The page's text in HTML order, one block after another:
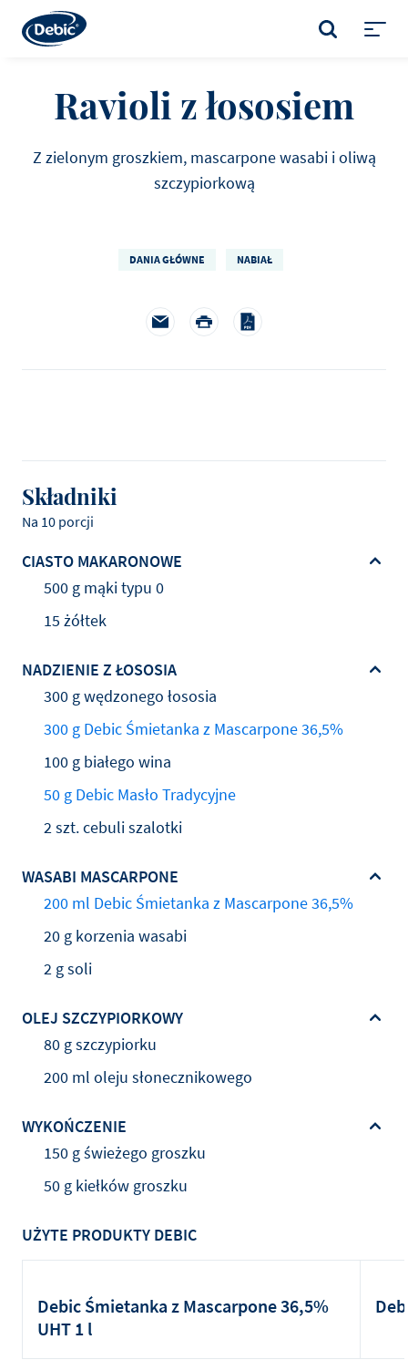
main
SZUKAJ
Ravioli z łososiem
Z zielonym groszkiem, mascarpone wasabi i oliwą
szczypiorkową
DANIA GŁÓWNE NABIAŁ
Składniki
Na 10 porcji
CIASTO MAKARONOWE
500 g mąki typu 0
15 żółtek
NADZIENIE Z ŁOSOSIA
300 g wędzonego łososia
300 g Debic Śmietanka z Mascarpone 36,5%
100 g białego wina
50 g Debic Masło Tradycyjne
2 szt. cebuli szalotki
WASABI MASCARPONE
200 ml Debic Śmietanka z Mascarpone 36,5%
20 g korzenia wasabi
2 g soli
OLEJ SZCZYPIORKOWY
80 g szczypiorku
200 ml oleju słonecznikowego
WYKOŃCZENIE
150 g świeżego groszku
50 g kiełków groszku
UŻYTE PRODUKTY DEBIC
Debic Śmietanka z Mascarpone 36,5%
UHT 1 l